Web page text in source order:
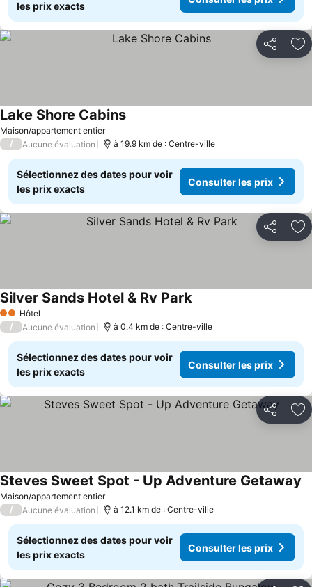
les prix exacts
Partager
Maison/appartement entier
Lake Shore Cabins
/ Aucune évaluation à 19.9 km de : Centre-ville
Sélectionnez des dates pour voir
les prix exacts
Consulter les prix
Partager
2 Étoiles
Hôtel
Silver Sands Hotel & Rv Park
/ Aucune évaluation à 0.4 km de : Centre-ville
Sélectionnez des dates pour voir
les prix exacts
Consulter les prix
Partager
Maison/appartement entier
Steves Sweet Spot - Up Adventure Getaway
/ Aucune évaluation à 12.1 km de : Centre-ville
Sélectionnez des dates pour voir
les prix exacts
Consulter les prix